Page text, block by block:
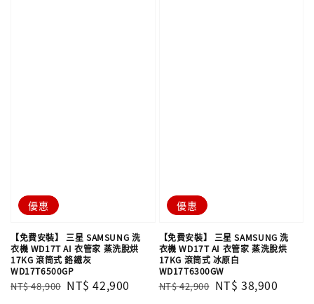
優惠
【免費安裝】 三星 SAMSUNG 洗
衣機 WD17T AI 衣管家 蒸洗脫烘
17KG 滾筒式 鉻鐵灰
WD17T6500GP
Regular
NT$ 48,900 Sale
NT$ 42,900
優惠
【免費安裝】 三星 SAMSUNG 洗
衣機 WD17T AI 衣管家 蒸洗脫烘
17KG 滾筒式 冰原白
WD17T6300GW
Regular
NT$ 42,900 Sale
NT$ 38,900